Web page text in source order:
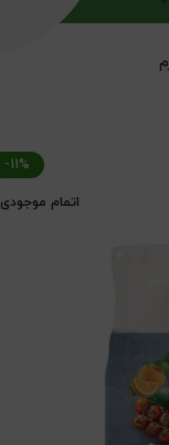
-11%
اتمام موجودی